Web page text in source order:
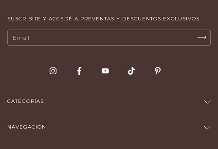
SUSCRIBITE Y ACCEDÉ A PREVENTAS Y DESCUENTOS EXCLUSIVOS
CATEGORÍAS
NAVEGACIÓN